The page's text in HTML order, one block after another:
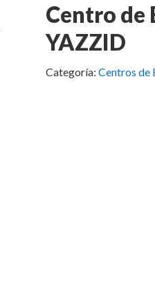
Centro
YAZZID
Categoría:Centros de